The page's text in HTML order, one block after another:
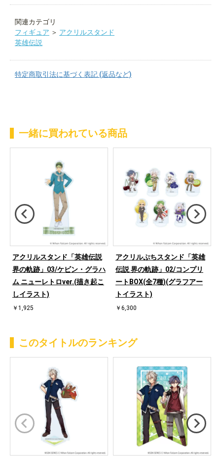
関連カテゴリ
フィギュア ＞ アクリルスタンド
英雄伝説
特定商取引法に基づく表記 (返品など)
一緒に買われている商品
アクリルスタンド「英雄伝説
界の軌跡」03/ケビン・グラハ
ム ニューレトロver.(描き起こ
しイラスト)
￥1,925
アクリルぷちスタンド「英雄
伝説 界の軌跡」02/コンプリ
ートBOX(全7種)(グラフアー
トイラスト)
￥6,300
このタイトルのランキング